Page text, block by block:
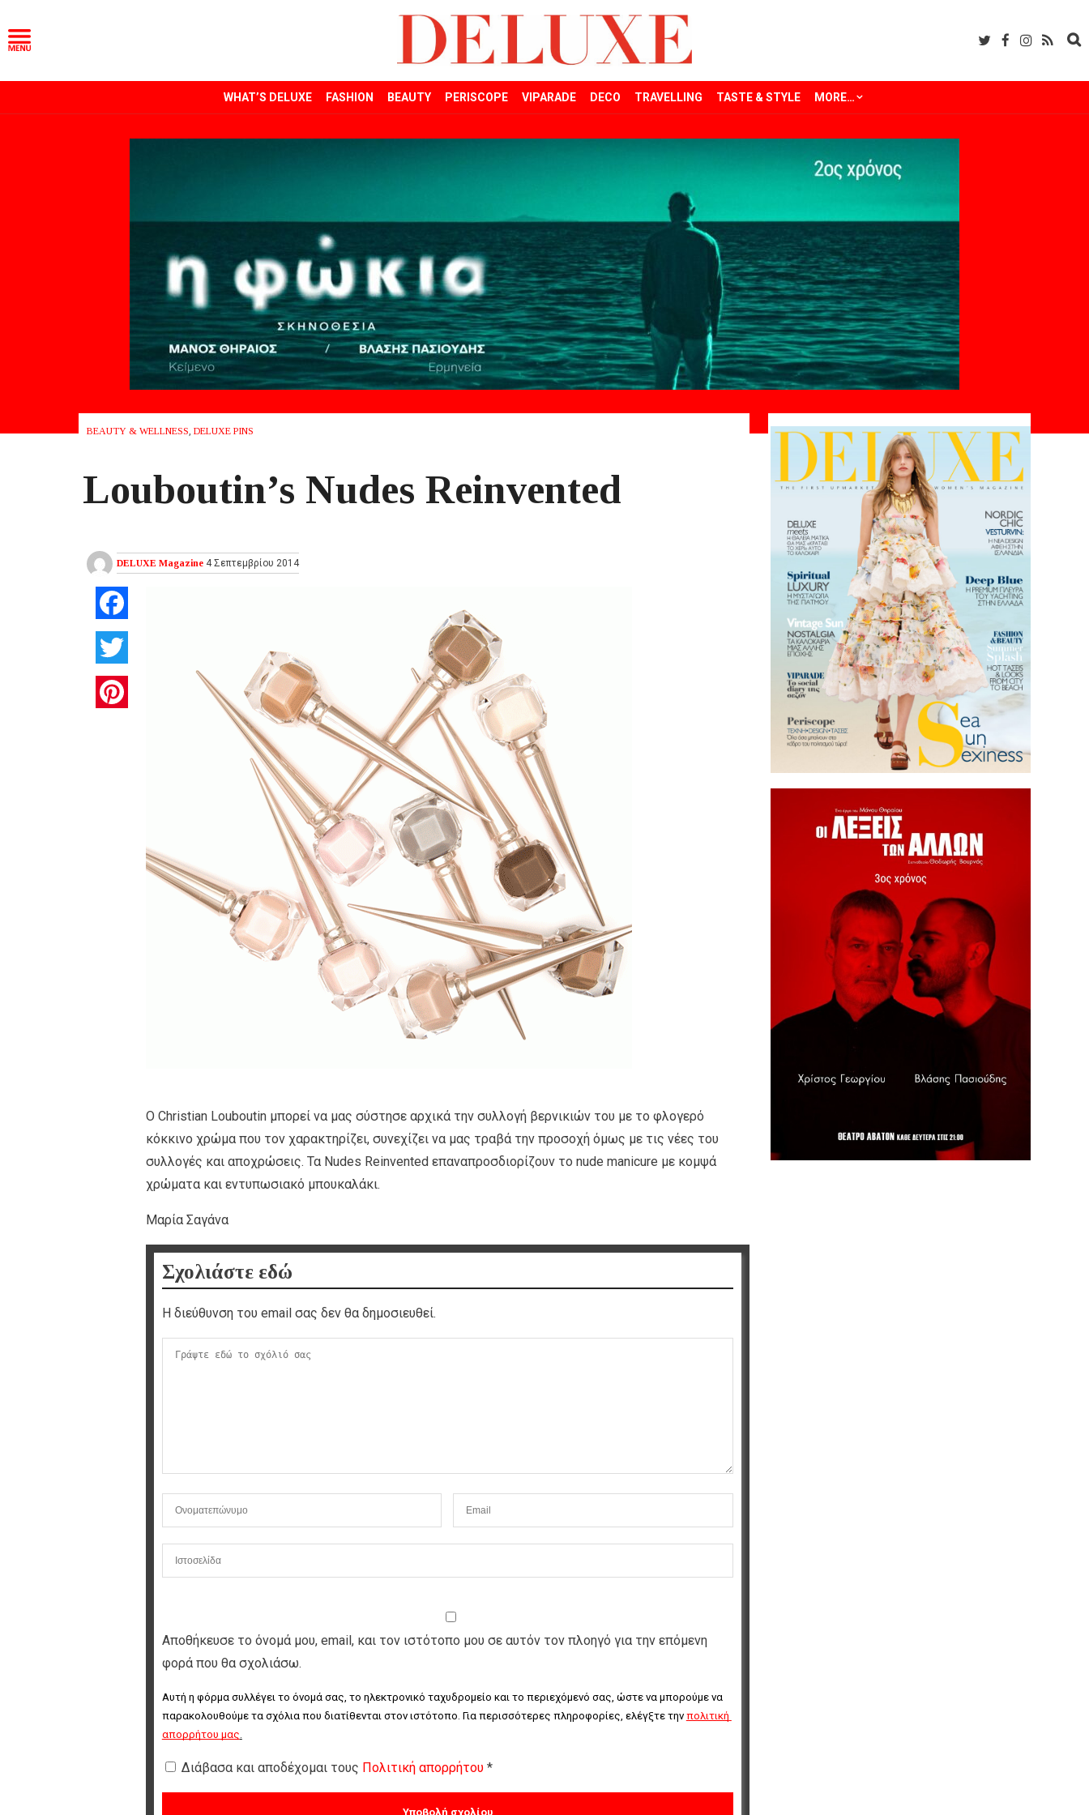
WHAT’S DELUXE FASHION BEAUTY PERISCOPE VIPARADE DECO TRAVELLING TASTE & STYLE MORE…
BEAUTY & WELLNESS, DELUXE PINS
Louboutin’s Nudes Reinvented
DELUXE Magazine 4 Σεπτεμβρίου 2014
Ο Christian Louboutin μπορεί να μας σύστησε αρχικά την συλλογή βερνικιών του με το φλογερό
κόκκινο χρώμα που τον χαρακτηρίζει, συνεχίζει να μας τραβά την προσοχή όμως με τις νέες του
συλλογές και αποχρώσεις. Τα Nudes Reinvented επαναπροσδιορίζουν το nude manicure με κομψά
χρώματα και εντυπωσιακό μπουκαλάκι.
Μαρία Σαγάνα
Σχολιάστε εδώ
Η διεύθυνση του email σας δεν θα δημοσιευθεί.
Αποθήκευσε το όνομά μου, email, και τον ιστότοπο μου σε αυτόν τον πλοηγό για την επόμενη
φορά που θα σχολιάσω.
Αυτή η φόρμα συλλέγει το όνομά σας, το ηλεκτρονικό ταχυδρομείο και το περιεχόμενό σας, ώστε να μπορούμε να
παρακολουθούμε τα σχόλια που διατίθενται στον ιστότοπο. Για περισσότερες πληροφορίες, ελέγξτε την πολιτική
απορρήτου μας.
Διάβασα και αποδέχομαι τους Πολιτική απορρήτου *